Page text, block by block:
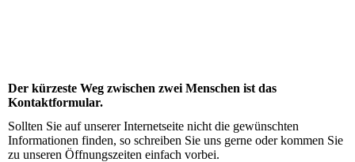
Der kürzeste Weg zwischen zwei Menschen ist das
Kontaktformular.
Sollten Sie auf unserer Internetseite nicht die gewünschten
Informationen finden, so schreiben Sie uns gerne oder kommen Sie
zu unseren Öffnungszeiten einfach vorbei.